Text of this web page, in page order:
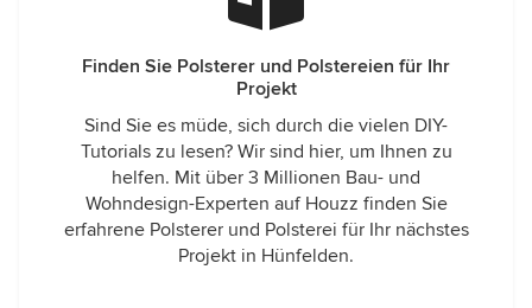
Finden Sie Polsterer und Polstereien für Ihr
Projekt
Sind Sie es müde, sich durch die vielen DIY-
Tutorials zu lesen? Wir sind hier, um Ihnen zu
helfen. Mit über 3 Millionen Bau- und
Wohndesign-Experten auf Houzz finden Sie
erfahrene Polsterer und Polsterei für Ihr nächstes
Projekt in Hünfelden.